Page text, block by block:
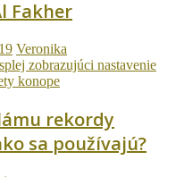
Fakher
Veronika
rekordy
sa používajú?